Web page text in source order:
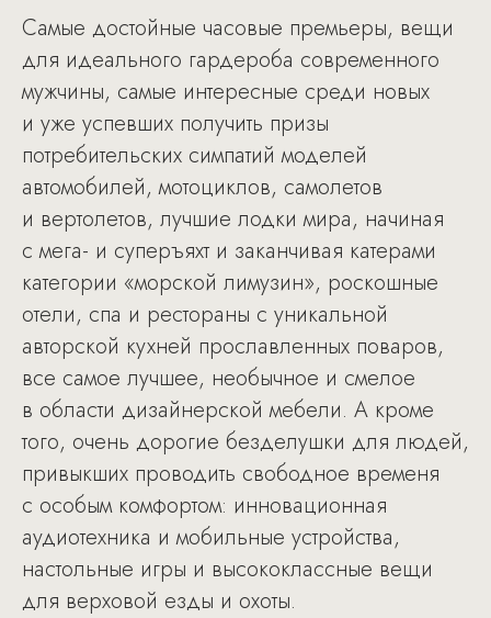
Самые достойные часовые премьеры, вещи
для идеального гардероба современного
мужчины, самые интересные среди новых
и уже успевших получить призы
потребительских симпатий моделей
автомобилей, мотоциклов, самолетов
и вертолетов, лучшие лодки мира, начиная
с мега- и суперъяхт и заканчивая катерами
категории «морской лимузин», роскошные
отели, спа и рестораны с уникальной
авторской кухней прославленных поваров,
все самое лучшее, необычное и смелое
в области дизайнерской мебели. А кроме
того, очень дорогие безделушки для людей,
привыкших проводить свободное временя
с особым комфортом: инновационная
аудиотехника и мобильные устройства,
настольные игры и высококлассные вещи
для верховой езды и охоты.